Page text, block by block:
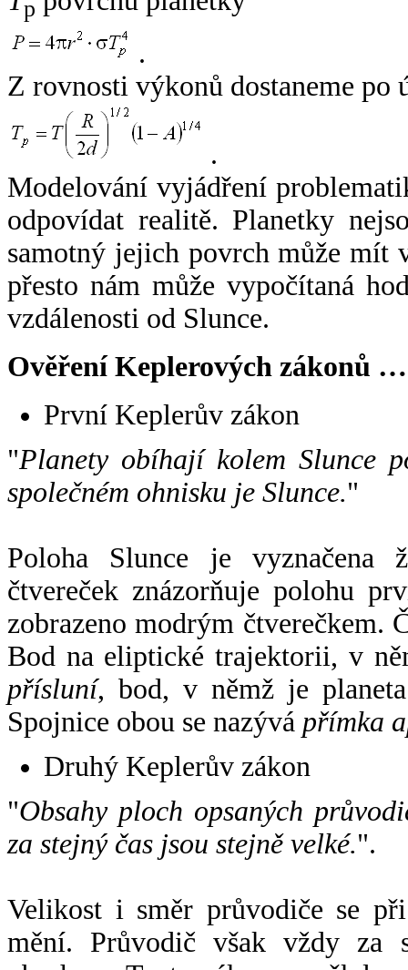
p
.
Z rovnosti výkonů dostaneme po
.
Modelování vyjádření
odpovídat realitě. Planetky
samotný jejich povrch může mít
přesto nám může vypočítaná
vzdálenosti od Slunce.
Ověření Keplerových zákonů …
První Keplerův zákon
"Planety obíhají kolem Slunce
společném ohnisku je Slunce."
Poloha Slunce je vyznačena
čtvereček znázorňuje polohu
zobrazeno modrým čtverečkem.
Bod na eliptické trajektorii, v
přísluní, bod, v němž je
Spojnice obou se nazývá přímka
Druhý Keplerův zákon
"Obsahy ploch opsaných
za stejný čas jsou stejně velké.".
Velikost i směr průvodiče se
mění. Průvodič však vždy za